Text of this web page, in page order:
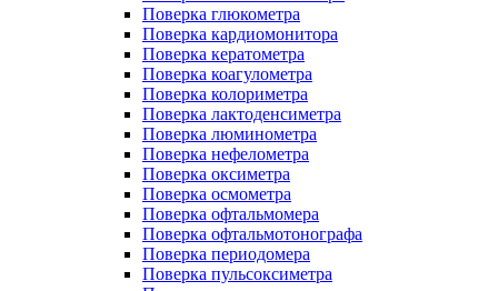
Поверка глюкометра
Поверка кардиомонитора
Поверка кератометра
Поверка коагулометра
Поверка колориметра
Поверка лактоденсиметра
Поверка люминометра
Поверка нефелометра
Поверка оксиметра
Поверка осмометра
Поверка офтальмомера
Поверка офтальмотонографа
Поверка периодомера
Поверка пульсоксиметра